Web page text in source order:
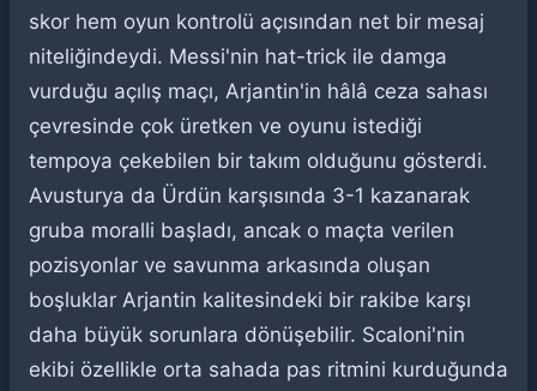
skor hem oyun kontrolü açısından net bir mesaj
niteliğindeydi. Messi'nin hat-trick ile damga
vurduğu açılış maçı, Arjantin'in hâlâ ceza sahası
çevresinde çok üretken ve oyunu istediği
tempoya çekebilen bir takım olduğunu gösterdi.
Avusturya da Ürdün karşısında 3-1 kazanarak
gruba moralli başladı, ancak o maçta verilen
pozisyonlar ve savunma arkasında oluşan
boşluklar Arjantin kalitesindeki bir rakibe karşı
daha büyük sorunlara dönüşebilir. Scaloni'nin
ekibi özellikle orta sahada pas ritmini kurduğunda